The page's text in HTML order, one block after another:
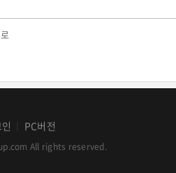
PC버전
All rights reserved.